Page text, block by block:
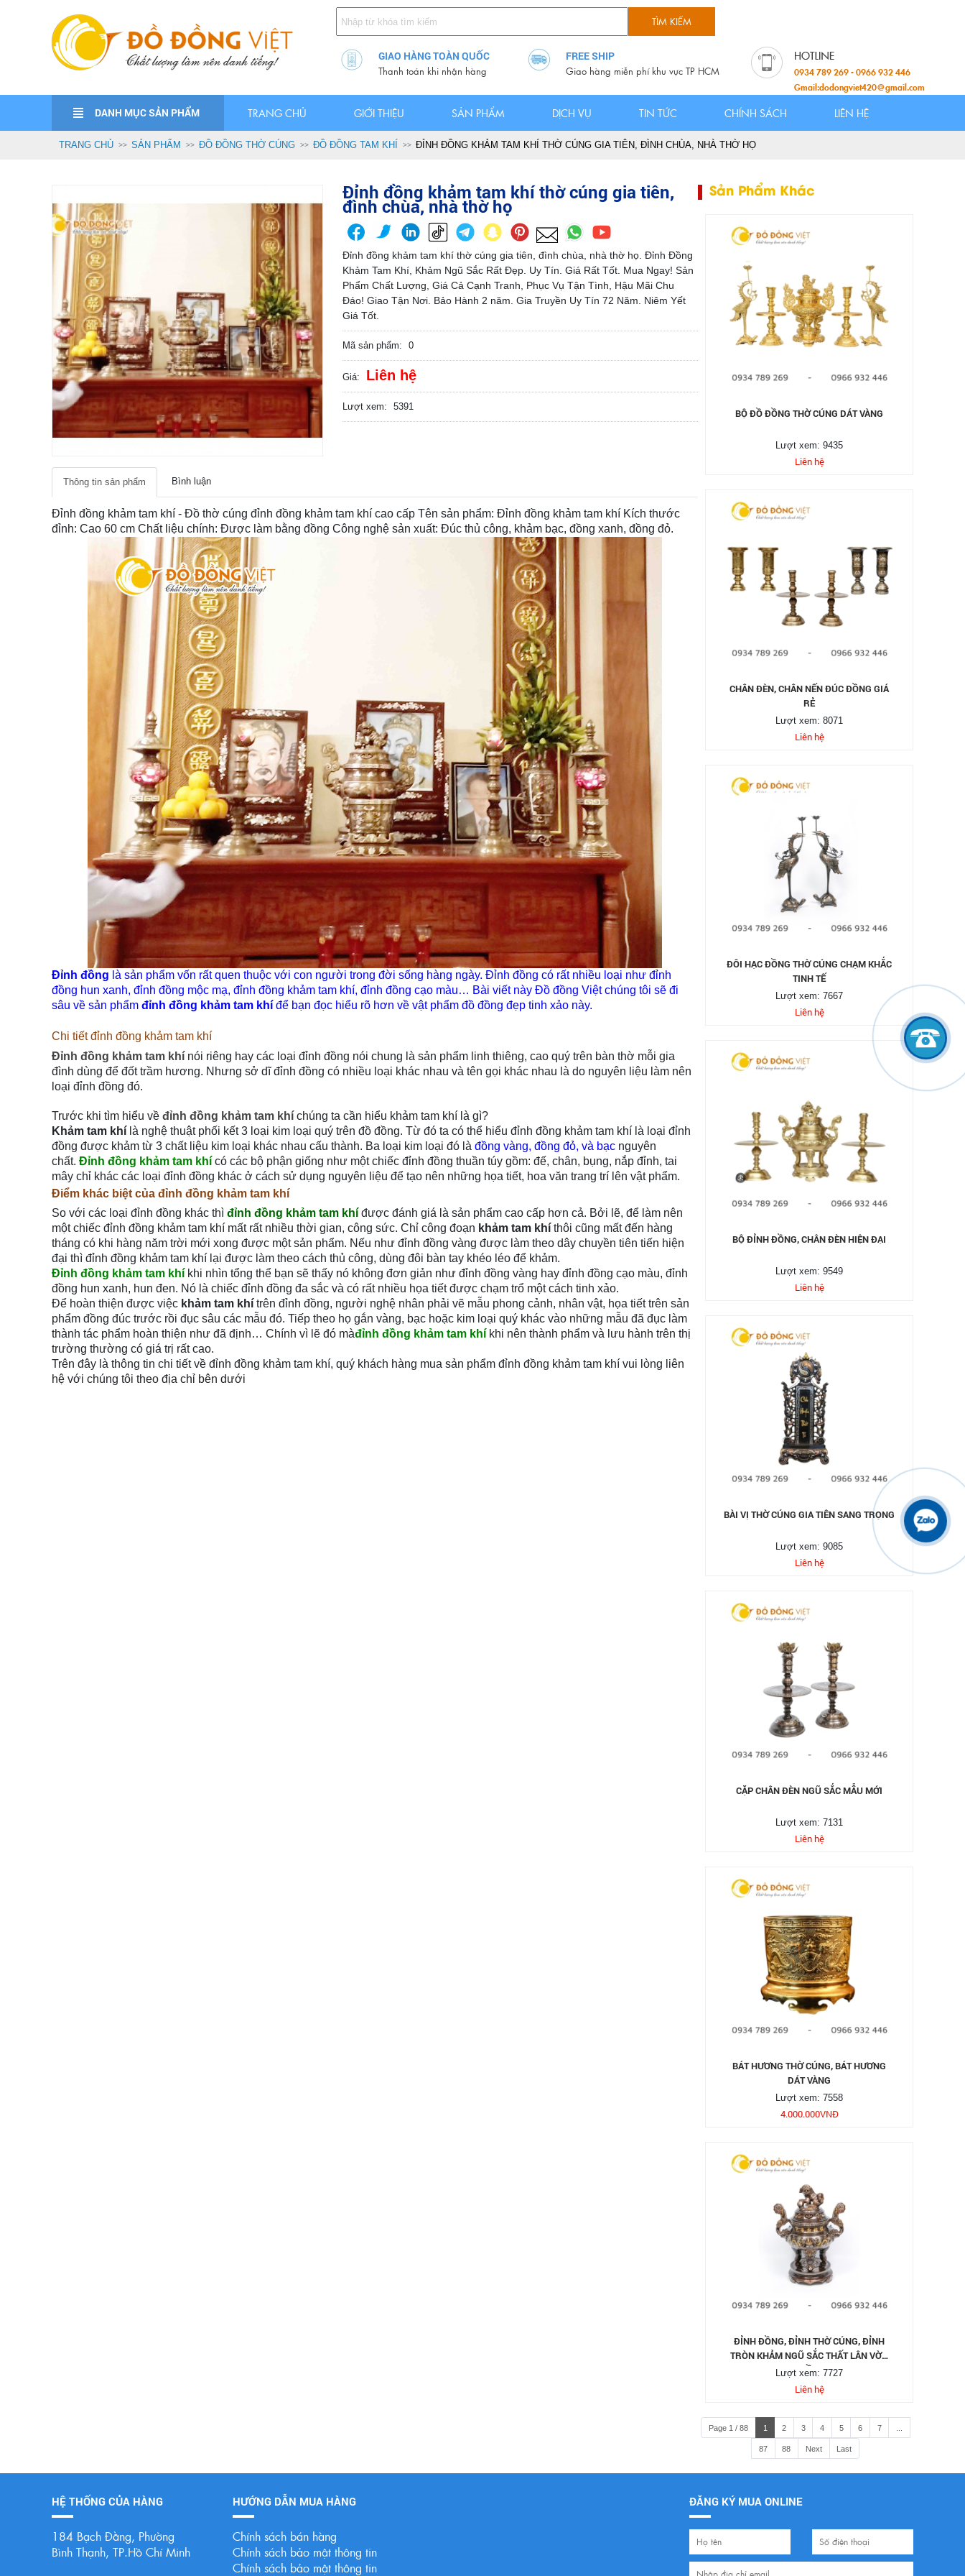
GIAO HÀNG TOÀN QUỐC
Thanh toán khi nhận hàng
FREE SHIP
Giao hàng miễn phí khu vực TP HCM
0934 789 269 - 0966 932 446
Gmail:dodongviet420@gmail.com
DANH MỤC SẢN PHẨM TRANG CHỦ GIỚI THIỆU SẢN PHẨM DỊCH VỤ TIN TỨC CHÍNH SÁCH LIÊN HỆ
TRANG CHỦ SẢN PHẨM ĐỒ ĐỒNG THỜ CÚNG ĐỒ ĐỒNG TAM KHÍ ĐỈNH ĐỒNG KHẢM TAM KHÍ THỜ CÚNG GIA TIÊN, ĐÌNH CHÙA, NHÀ THỜ HỌ
Đỉnh đồng khảm tam khí thờ cúng gia tiên,
đình chùa, nhà thờ họ
Đỉnh đồng khảm tam khí thờ cúng gia tiên, đình chùa, nhà thờ họ. Đỉnh Đồng
Khảm Tam Khí, Khảm Ngũ Sắc Rất Đẹp. Uy Tín. Giá Rất Tốt. Mua Ngay! Sản
Phẩm Chất Lượng, Giá Cả Cạnh Tranh, Phục Vụ Tận Tình, Hậu Mãi Chu
Đáo! Giao Tận Nơi. Bảo Hành 2 năm. Gia Truyền Uy Tín 72 Năm. Niêm Yết
Giá Tốt.
Mã sản phẩm: 0
Giá: Liên hệ
Lượt xem: 5391
Thông tin sản phẩm Bình luận
Đỉnh đồng khảm tam khí - Đồ thờ cúng đỉnh đồng khảm tam khí cao cấp Tên sản phẩm: Đỉnh đồng khảm tam khí Kích thước
đỉnh: Cao 60 cm Chất liệu chính: Được làm bằng đồng Công nghệ sản xuất: Đúc thủ công, khảm bạc, đồng xanh, đồng đỏ.
Đỉnh đồng là sản phẩm vốn rất quen thuộc với con người trong đời sống hàng ngày. Đỉnh đồng có rất nhiều loại như đỉnh
đồng hun xanh, đỉnh đồng mộc mạ, đỉnh đồng khảm tam khí, đỉnh đồng cạo màu… Bài viết này Đồ đồng Việt chúng tôi sẽ đi
sâu về sản phẩm đỉnh đồng khảm tam khí để bạn đọc hiểu rõ hơn về vật phẩm đồ đồng đẹp tinh xảo này.
Chi tiết đỉnh đồng khảm tam khí
Đỉnh đồng khảm tam khí nói riêng hay các loại đỉnh đồng nói chung là sản phẩm linh thiêng, cao quý trên bàn thờ mỗi gia
đình dùng để đốt trầm hương. Nhưng sở dĩ đỉnh đồng có nhiều loại khác nhau và tên gọi khác nhau là do nguyên liệu làm nên
loại đỉnh đồng đó.
Trước khi tìm hiểu về đỉnh đồng khảm tam khí chúng ta cần hiểu khảm tam khí là gì?
Khảm tam khí là nghệ thuật phối kết 3 loại kim loại quý trên đồ đồng. Từ đó ta có thể hiểu đỉnh đồng khảm tam khí là loại đỉnh
đồng được khảm từ 3 chất liệu kim loại khác nhau cấu thành. Ba loại kim loại đó là đồng vàng, đồng đỏ, và bạc nguyên
chất. Đỉnh đồng khảm tam khí có các bộ phận giống như một chiếc đỉnh đồng thuần túy gồm: đế, chân, bụng, nắp đỉnh, tai
mây chỉ khác các loại đỉnh đồng khác ở cách sử dụng nguyên liệu để tạo nên những họa tiết, hoa văn trang trí lên vật phẩm.
Điểm khác biệt của đỉnh đồng khảm tam khí
So với các loại đỉnh đồng khác thì đỉnh đồng khảm tam khí được đánh giá là sản phẩm cao cấp hơn cả. Bởi lẽ, để làm nên
một chiếc đỉnh đồng khảm tam khí mất rất nhiều thời gian, công sức. Chỉ công đoạn khảm tam khí thôi cũng mất đến hàng
tháng có khi hàng năm trời mới xong được một sản phẩm. Nếu như đỉnh đồng vàng được làm theo dây chuyền tiên tiến hiện
đại thì đỉnh đồng khảm tam khí lại được làm theo cách thủ công, dùng đôi bàn tay khéo léo để khảm.
Đỉnh đồng khảm tam khí khi nhìn tổng thể bạn sẽ thấy nó không đơn giản như đỉnh đồng vàng hay đỉnh đồng cạo màu, đỉnh
đồng hun xanh, hun đen. Nó là chiếc đỉnh đồng đa sắc và có rất nhiều họa tiết được chạm trổ một cách tinh xảo.
Để hoàn thiện được việc khảm tam khí trên đỉnh đồng, người nghệ nhân phải vẽ mẫu phong cảnh, nhân vật, họa tiết trên sản
phẩm đồng đúc trước rồi đục sâu các mẫu đó. Tiếp theo họ gắn vàng, bạc hoặc kim loại quý khác vào những mẫu đã đục làm
thành tác phẩm hoàn thiện như đã định… Chính vì lẽ đó màđỉnh đồng khảm tam khí khi nên thành phẩm và lưu hành trên thị
trường thường có giá trị rất cao.
Trên đây là thông tin chi tiết về đỉnh đồng khảm tam khí, quý khách hàng mua sản phẩm đỉnh đồng khảm tam khí vui lòng liên
hệ với chúng tôi theo địa chỉ bên dưới
Sản Phẩm Khác
BỘ ĐỒ ĐỒNG THỜ CÚNG DÁT VÀNG
Lượt xem: 9435
Liên hệ
CHÂN ĐÈN, CHÂN NẾN ĐÚC ĐỒNG GIÁ
RẺ
Lượt xem: 8071
Liên hệ
ĐÔI HẠC ĐỒNG THỜ CÚNG CHẠM KHẮC
TINH TẾ
Lượt xem: 7667
Liên hệ
BỘ ĐỈNH ĐỒNG, CHÂN ĐÈN HIỆN ĐẠI
Lượt xem: 9549
Liên hệ
BÀI VỊ THỜ CÚNG GIA TIÊN SANG TRỌNG
Lượt xem: 9085
Liên hệ
CẶP CHÂN ĐÈN NGŨ SẮC MẪU MỚI
Lượt xem: 7131
Liên hệ
BÁT HƯƠNG THỜ CÚNG, BÁT HƯƠNG
DÁT VÀNG
Lượt xem: 7558
4.000.000VNĐ
ĐỈNH ĐỒNG, ĐỈNH THỜ CÚNG, ĐỈNH
TRÒN KHẢM NGŨ SẮC THẤT LÂN VỜN
CẦU
Lượt xem: 7727
Liên hệ
Page 1 / 88 1 2 3 4 5 6 7
87 88 Next Last
HỆ THỐNG CỦA HÀNG
184 Bạch Đằng, Phường
Bình Thạnh, TP.Hồ Chí Minh
HƯỚNG DẪN MUA HÀNG
Chính sách bán hàng
Chính sách bảo mật thông tin
Chính sách bảo mật thông tin
ĐĂNG KÝ MUA ONLINE